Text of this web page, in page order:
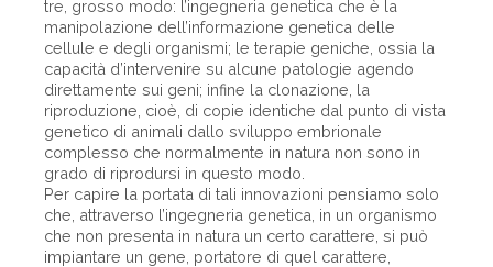
tre, grosso modo: l’ingegneria genetica che è la
manipolazione dell’informazione genetica delle
cellule e degli organismi; le terapie geniche, ossia la
capacità d’intervenire su alcune patologie agendo
direttamente sui geni; infine la clonazione, la
riproduzione, cioè, di copie identiche dal punto di vista
genetico di animali dallo sviluppo embrionale
complesso che normalmente in natura non sono in
grado di riprodursi in questo modo.
Per capire la portata di tali innovazioni pensiamo solo
che, attraverso l’ingegneria genetica, in un organismo
che non presenta in natura un certo carattere, si può
impiantare un gene, portatore di quel carattere,